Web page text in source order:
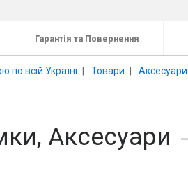
Гарантія та Повернення
всій Україні Товари Аксесуари
Аксесуари